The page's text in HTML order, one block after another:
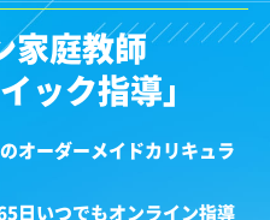
家庭教師
ック指導」
オーダーメイドカリキュラ
日いつでもオンライン指導